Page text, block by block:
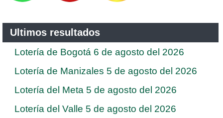
Ultimos resultados
Lotería de Bogotá 6 de agosto del 2026
Lotería de Manizales 5 de agosto del 2026
Lotería del Meta 5 de agosto del 2026
Lotería del Valle 5 de agosto del 2026